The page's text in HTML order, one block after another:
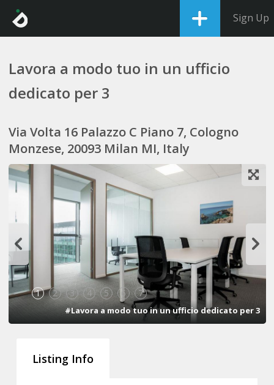
Sign Up
Lavora a modo tuo in un ufficio
dedicato per 3
Via Volta 16 Palazzo C Piano 7, Cologno
Monzese, 20093 Milan MI, Italy
1 2 3 4 5 6 7
#Lavora a modo tuo in un ufficio dedicato per 3
Listing Info